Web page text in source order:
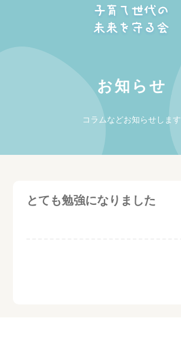
お知らせ
コラムなどお知らせします
とても勉強になりました